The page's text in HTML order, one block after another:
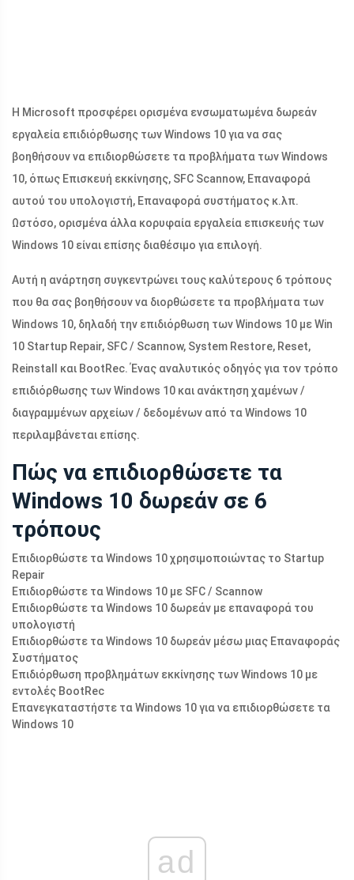
Η Microsoft προσφέρει ορισμένα ενσωματωμένα δωρεάν
εργαλεία επιδιόρθωσης των Windows 10 για να σας
βοηθήσουν να επιδιορθώσετε τα προβλήματα των Windows
10, όπως Επισκευή εκκίνησης, SFC Scannow, Επαναφορά
αυτού του υπολογιστή, Επαναφορά συστήματος κ.λπ.
Ωστόσο, ορισμένα άλλα κορυφαία εργαλεία επισκευής των
Windows 10 είναι επίσης διαθέσιμο για επιλογή.
Αυτή η ανάρτηση συγκεντρώνει τους καλύτερους 6 τρόπους
που θα σας βοηθήσουν να διορθώσετε τα προβλήματα των
Windows 10, δηλαδή την επιδιόρθωση των Windows 10 με Win
10 Startup Repair, SFC / Scannow, System Restore, Reset,
Reinstall και BootRec. Ένας αναλυτικός οδηγός για τον τρόπο
επιδιόρθωσης των Windows 10 και ανάκτηση χαμένων /
διαγραμμένων αρχείων / δεδομένων από τα Windows 10
περιλαμβάνεται επίσης.
Πώς να επιδιορθώσετε τα
Windows 10 δωρεάν σε 6
τρόπους
Επιδιορθώστε τα Windows 10 χρησιμοποιώντας το Startup
Repair
Επιδιορθώστε τα Windows 10 με SFC / Scannow
Επιδιορθώστε τα Windows 10 δωρεάν με επαναφορά του
υπολογιστή
Επιδιορθώστε τα Windows 10 δωρεάν μέσω μιας Επαναφοράς
Συστήματος
Επιδιόρθωση προβλημάτων εκκίνησης των Windows 10 με
εντολές BootRec
Επανεγκαταστήστε τα Windows 10 για να επιδιορθώσετε τα
Windows 10
ad